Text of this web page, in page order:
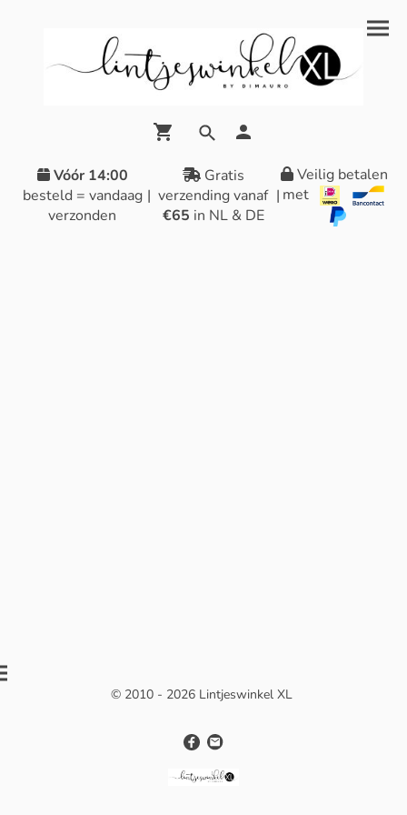
Vóór 14:00
besteld = vandaag
verzonden
|
Gratis
verzending vanaf
€65 in NL & DE
|
Veilig betalen
met
© 2010 - 2026 Lintjeswinkel XL